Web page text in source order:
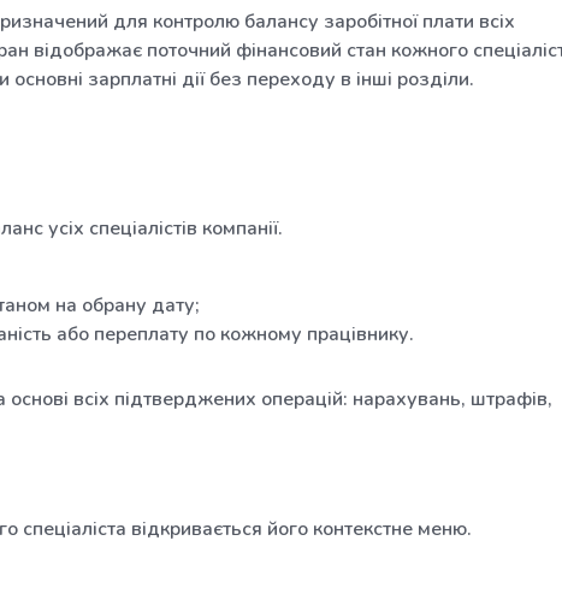
для контролю балансу заробітної плати всіх
відображає поточний фінансовий стан кожного
зарплатні дії без переходу в інші розділи.
усіх спеціалістів компанії.
на обрану дату;
або переплату по кожному працівнику.
всіх підтверджених операцій: нарахувань, штрафів,
спеціаліста відкривається його контекстне меню.